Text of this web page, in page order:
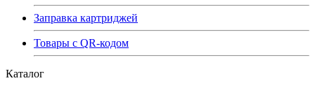
Заправка картриджей
Товары с QR-кодом
Каталог